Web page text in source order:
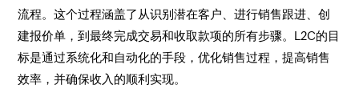
流程。这个过程涵盖了从识别潜在客户、进行销售跟进、创
建报价单，到最终完成交易和收取款项的所有步骤。L2C的目
标是通过系统化和自动化的手段，优化销售过程，提高销售
效率，并确保收入的顺利实现。